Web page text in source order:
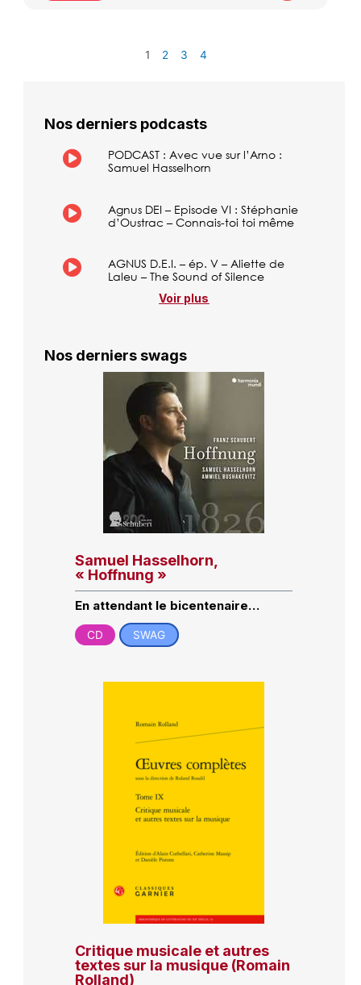
1 2 3 4
Nos derniers podcasts
PODCAST : Avec vue sur l’Arno :
Samuel Hasselhorn
Agnus DEI – Episode VI : Stéphanie
d’Oustrac – Connais-toi toi même
AGNUS D.E.I. – ép. V – Aliette de
Laleu – The Sound of Silence
Voir plus
Nos derniers swags
Samuel Hasselhorn,
« Hoffnung »
En attendant le bicentenaire…
CD SWAG
Critique musicale et autres
textes sur la musique (Romain
Rolland)